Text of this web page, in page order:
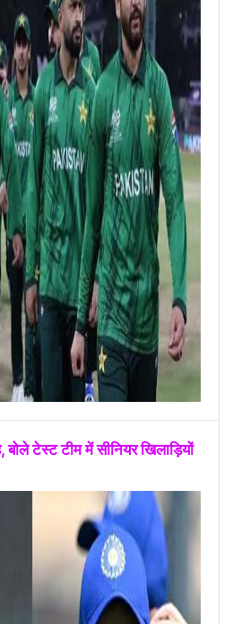
बोले टेस्ट टीम में सीनियर खिलाड़ियों